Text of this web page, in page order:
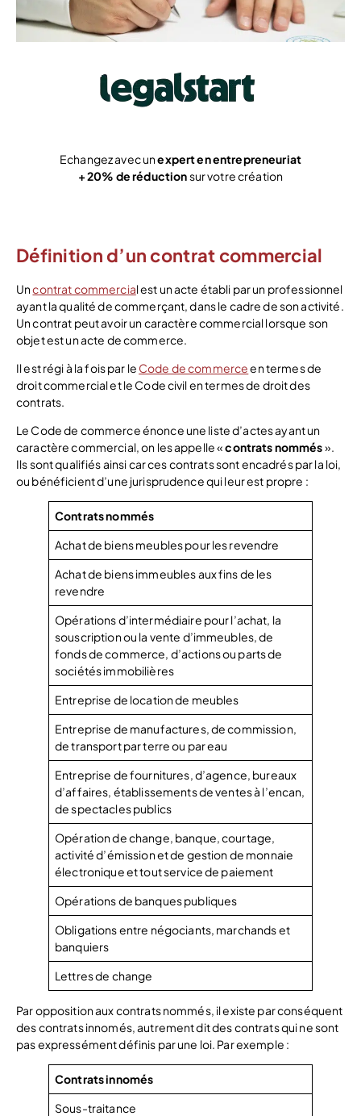
Echangez avec unexpert en entrepreneuriat
+ 20% de réduction sur votre création
Définition d’un contrat commercial
Uncontrat commercial est un acte établi par un professionnel
ayant la qualité de commerçant, dans le cadre de son activité.
Un contrat peut avoir un caractère commercial lorsque son
objet est un acte de commerce.
Il est régi à la fois par le Code de commerceen termes de
droit commercial et le Code civil en termes de droit des
contrats.
Le Code de commerce énonce une liste d’actes ayant un
caractère commercial, on les appelle «contrats nommés».
Ils sont qualifiés ainsi car ces contrats sont encadrés par la loi,
ou bénéficient d’une jurisprudence qui leur est propre :
Contrats nommés
Achat de biens meubles pour les revendre
Achat de biens immeubles aux fins de les
revendre
Opérations d’intermédiaire pour l’achat, la
souscription ou la vente d’immeubles, de
fonds de commerce, d’actions ou parts de
sociétés immobilières
Entreprise de location de meubles
Entreprise de manufactures, de commission,
de transport par terre ou par eau
Entreprise de fournitures, d’agence, bureaux
d’affaires, établissements de ventes à l’encan,
de spectacles publics
Opération de change, banque, courtage,
activité d’émission et de gestion de monnaie
électronique et tout service de paiement
Opérations de banques publiques
Obligations entre négociants, marchands et
banquiers
Lettres de change
Par opposition aux contrats nommés, il existe par conséquent
des contrats innomés, autrement dit des contrats qui ne sont
pas expressément définis par une loi. Par exemple :
Contrats innomés
Sous-traitance